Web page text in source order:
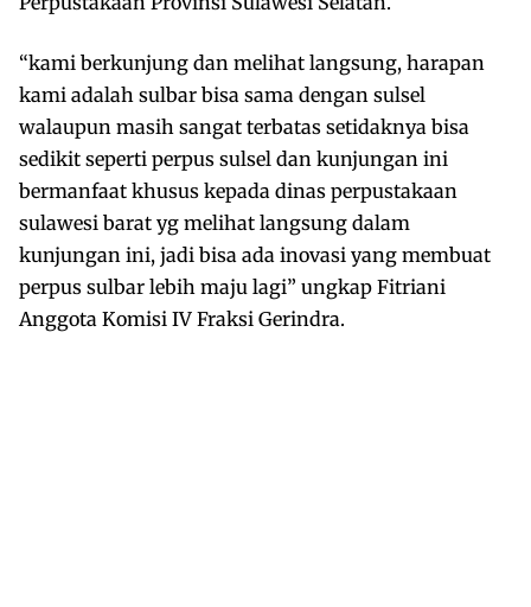
“kami berkunjung dan melihat langsung, harapan
kami adalah sulbar bisa sama dengan sulsel
walaupun masih sangat terbatas setidaknya bisa
sedikit seperti perpus sulsel dan kunjungan ini
bermanfaat khusus kepada dinas perpustakaan
sulawesi barat yg melihat langsung dalam
kunjungan ini, jadi bisa ada inovasi yang membuat
perpus sulbar lebih maju lagi” ungkap Fitriani
Anggota Komisi IV Fraksi Gerindra.